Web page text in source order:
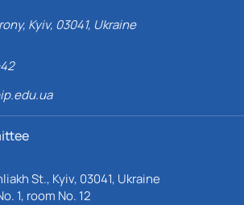
Kyiv, 03041, Ukraine
St., Kyiv, 03041, Ukraine
1, room No. 12